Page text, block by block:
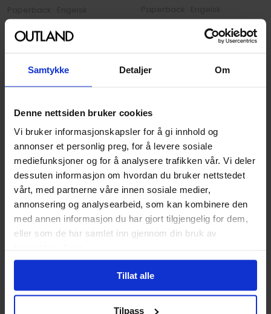
Samtykke Detaljer Om
Denne nettsiden bruker cookies
Vi bruker informasjonskapsler for å gi innhold og
annonser et personlig preg, for å levere sosiale
mediefunksjoner og for å analysere trafikken vår. Vi deler
dessuten informasjon om hvordan du bruker nettstedet
vårt, med partnerne våre innen sosiale medier,
annonsering og analysearbeid, som kan kombinere den
med annen informasjon du har gjort tilgjengelig for dem,
eller som de har samlet inn gjennom din bruk av
Tillat alle
Tilpass
Transformers/G.I. Joe First
David A. Rodriguez,Mairghread Scott
27900
Ikke på nettlager